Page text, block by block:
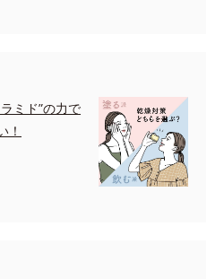
ミド”の力で
！